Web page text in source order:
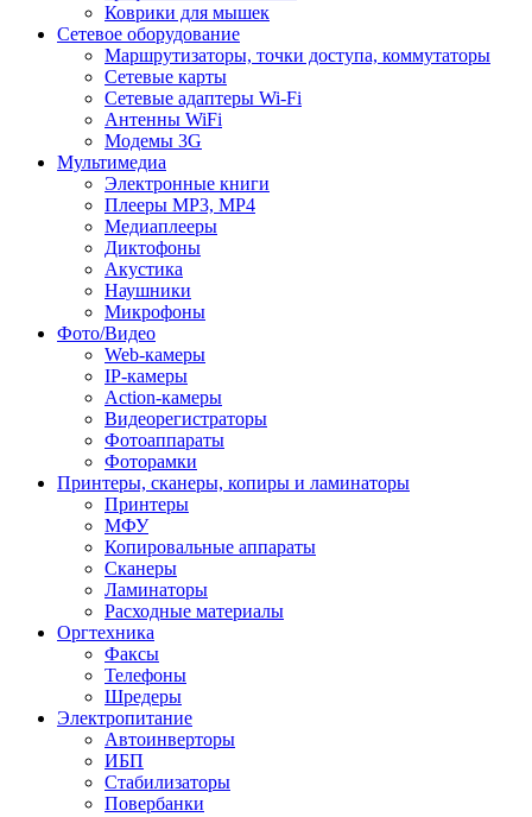
Коврики для мышек
Сетевое оборудование
Маршрутизаторы, точки доступа, коммутаторы
Сетевые карты
Сетевые адаптеры Wi-Fi
Антенны WiFi
Модемы 3G
Мультимедиа
Электронные книги
Плееры MP3, MP4
Медиаплееры
Диктофоны
Акустика
Наушники
Микрофоны
Фото/Видео
Web-камеры
IP-камеры
Action-камеры
Видеорегистраторы
Фотоаппараты
Фоторамки
Принтеры, сканеры, копиры и ламинаторы
Принтеры
МФУ
Копировальные аппараты
Сканеры
Ламинаторы
Расходные материалы
Оргтехника
Факсы
Телефоны
Шредеры
Электропитание
Автоинверторы
ИБП
Стабилизаторы
Повербанки